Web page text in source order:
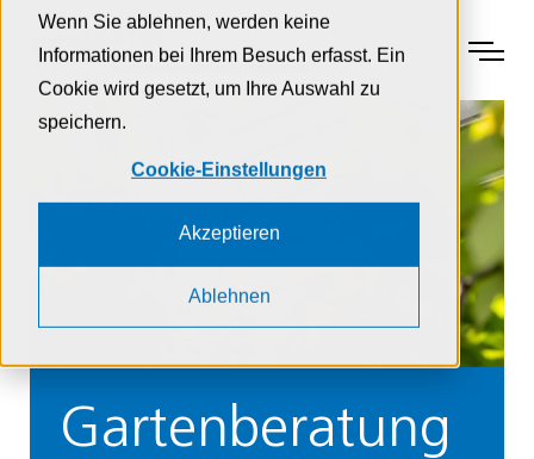
Wenn Sie ablehnen, werden keine
Informationen bei Ihrem Besuch erfasst. Ein
Cookie wird gesetzt, um Ihre Auswahl zu
speichern.
Cookie-Einstellungen
Akzeptieren
Ablehnen
Zur Navigation
Zur Suche
Zum Inhalt
Menu
Gartenberatung